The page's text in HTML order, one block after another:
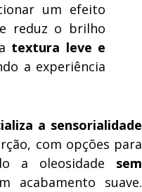
um efeito
reduz o brilho
textura leve e
a experiência
a sensorialidade
com opções para
a oleosidade sem
acabamento suave.